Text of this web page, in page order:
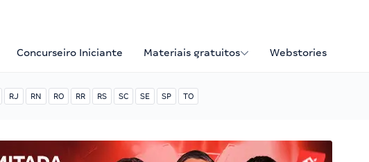
Concurseiro Iniciante Materiais gratuitos Webstories
RJ RN RO RR RS SC SE SP TO